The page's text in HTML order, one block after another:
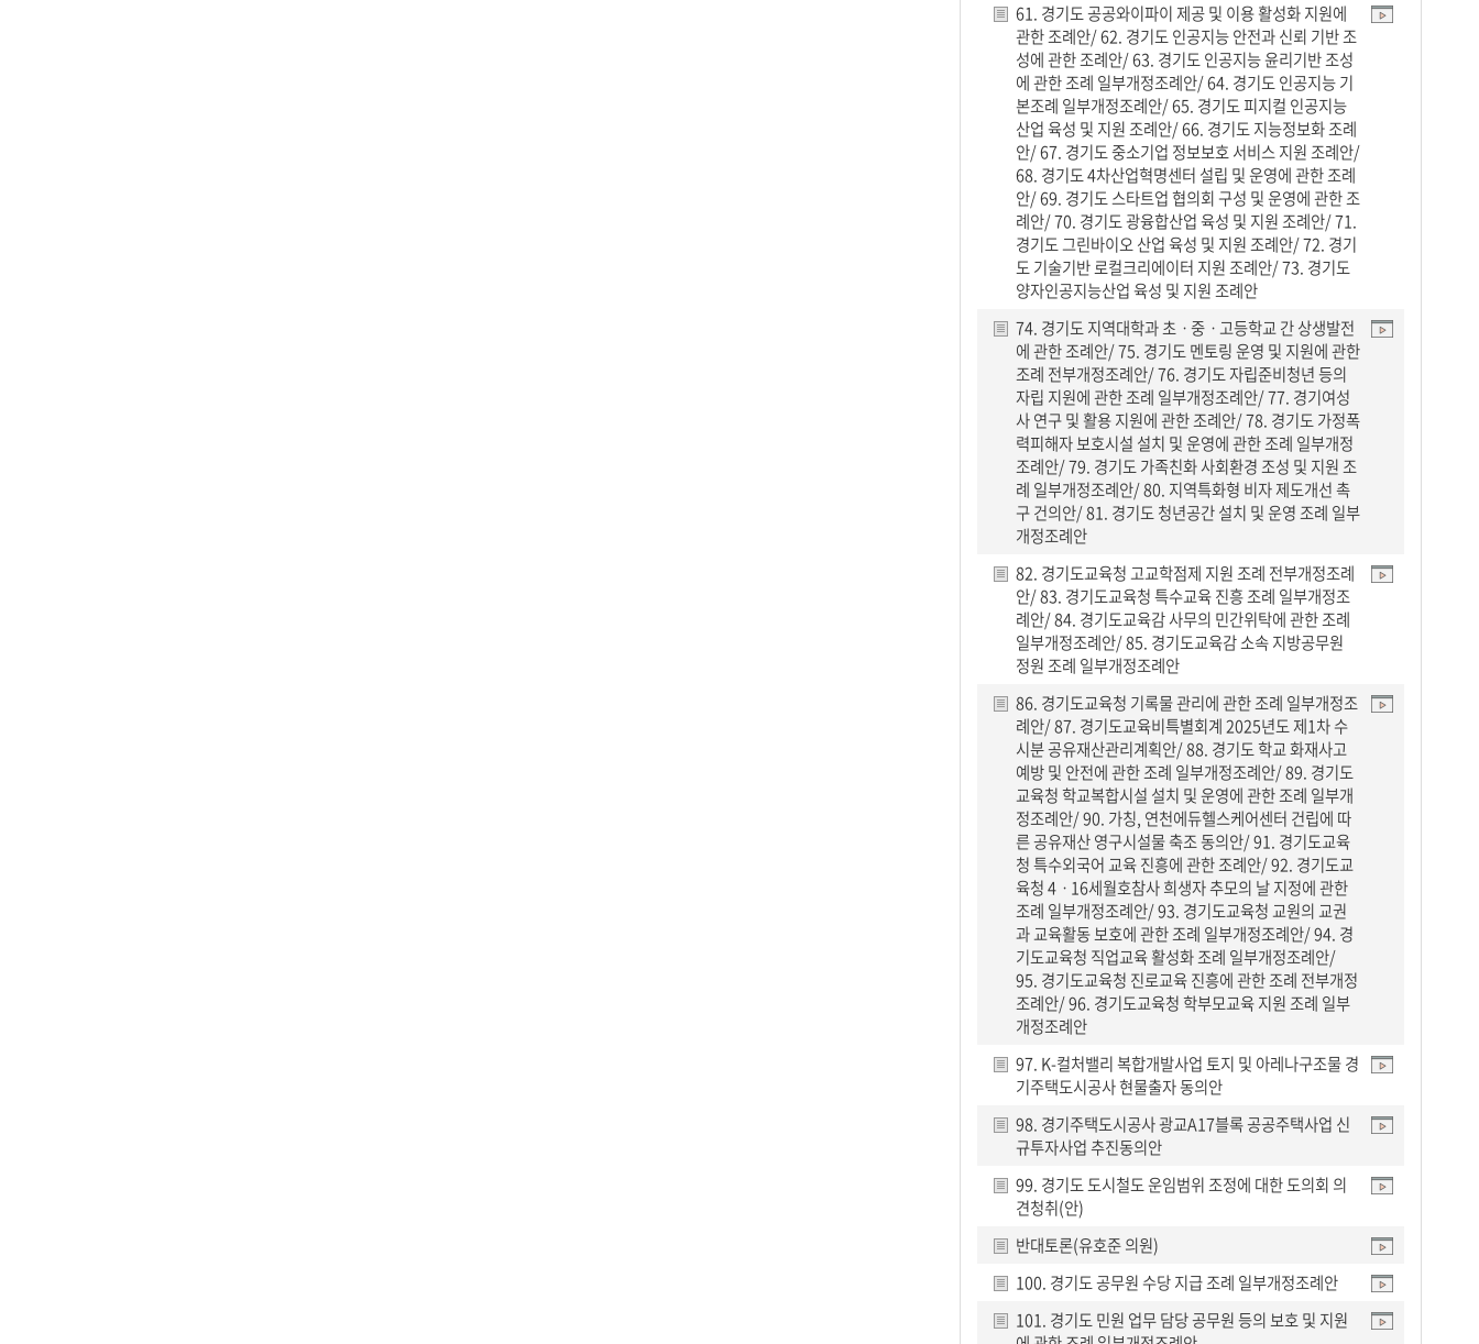
61. 경기도 공공와이파이 제공 및 이용 활성화 지원에
관한 조례안/ 62. 경기도 인공지능 안전과 신뢰 기반 조
성에 관한 조례안/ 63. 경기도 인공지능 윤리기반 조성
에 관한 조례 일부개정조례안/ 64. 경기도 인공지능 기
본조례 일부개정조례안/ 65. 경기도 피지컬 인공지능
산업 육성 및 지원 조례안/ 66. 경기도 지능정보화 조례
안/ 67. 경기도 중소기업 정보보호 서비스 지원 조례안/
68. 경기도 4차산업혁명센터 설립 및 운영에 관한 조례
안/ 69. 경기도 스타트업 협의회 구성 및 운영에 관한 조
례안/ 70. 경기도 광융합산업 육성 및 지원 조례안/ 71.
경기도 그린바이오 산업 육성 및 지원 조례안/ 72. 경기
도 기술기반 로컬크리에이터 지원 조례안/ 73. 경기도
양자인공지능산업 육성 및 지원 조례안
74. 경기도 지역대학과 초ㆍ중ㆍ고등학교 간 상생발전
에 관한 조례안/ 75. 경기도 멘토링 운영 및 지원에 관한
조례 전부개정조례안/ 76. 경기도 자립준비청년 등의
자립 지원에 관한 조례 일부개정조례안/ 77. 경기여성
사 연구 및 활용 지원에 관한 조례안/ 78. 경기도 가정폭
력피해자 보호시설 설치 및 운영에 관한 조례 일부개정
조례안/ 79. 경기도 가족친화 사회환경 조성 및 지원 조
례 일부개정조례안/ 80. 지역특화형 비자 제도개선 촉
구 건의안/ 81. 경기도 청년공간 설치 및 운영 조례 일부
개정조례안
82. 경기도교육청 고교학점제 지원 조례 전부개정조례
안/ 83. 경기도교육청 특수교육 진흥 조례 일부개정조
례안/ 84. 경기도교육감 사무의 민간위탁에 관한 조례
일부개정조례안/ 85. 경기도교육감 소속 지방공무원
정원 조례 일부개정조례안
86. 경기도교육청 기록물 관리에 관한 조례 일부개정조
례안/ 87. 경기도교육비특별회계 2025년도 제1차 수
시분 공유재산관리계획안/ 88. 경기도 학교 화재사고
예방 및 안전에 관한 조례 일부개정조례안/ 89. 경기도
교육청 학교복합시설 설치 및 운영에 관한 조례 일부개
정조례안/ 90. 가칭, 연천에듀헬스케어센터 건립에 따
른 공유재산 영구시설물 축조 동의안/ 91. 경기도교육
청 특수외국어 교육 진흥에 관한 조례안/ 92. 경기도교
육청 4ㆍ16세월호참사 희생자 추모의 날 지정에 관한
조례 일부개정조례안/ 93. 경기도교육청 교원의 교권
과 교육활동 보호에 관한 조례 일부개정조례안/ 94. 경
기도교육청 직업교육 활성화 조례 일부개정조례안/
95. 경기도교육청 진로교육 진흥에 관한 조례 전부개정
조례안/ 96. 경기도교육청 학부모교육 지원 조례 일부
개정조례안
97. K-컬처밸리 복합개발사업 토지 및 아레나구조물 경
기주택도시공사 현물출자 동의안
98. 경기주택도시공사 광교A17블록 공공주택사업 신
규투자사업 추진동의안
99. 경기도 도시철도 운임범위 조정에 대한 도의회 의
견청취(안)
반대토론(유호준 의원)
100. 경기도 공무원 수당 지급 조례 일부개정조례안
101. 경기도 민원 업무 담당 공무원 등의 보호 및 지원